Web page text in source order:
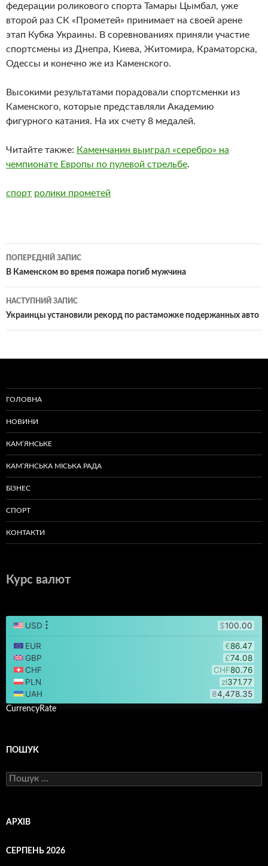
федерации роликового спорта Тамары Цымбал, уже
второй раз СК «Прометей» принимает на своей арене
этап Кубка Украины. В соревнованиях приняли участие
спортсмены из Днепра, Киева, Житомира, Краматорска,
Одессы и конечно же из Каменского.
Высокими результатами порадовали спортсменки из
Каменского, которые представляли Академию
фигурного катания. На их счету 8 медалей.
Читайте также: Каменчанин выиграл «серебро» на
чемпионате Европы по пулевой стрельбе.
спорт ролики прометей
Навігація
по
записам
ПОПЕРЕДНІЙ ЗАПИС
В Каменском во время пожара погиб мужчина
НАСТУПНИЙ ЗАПИС
Украинцы установили рекорд по растаможке подержанных авто
ГОЛОВНА
НОВИНИ
КАМ’ЯНСЬКЕ
КАМ’ЯНСЬКА МІСЬКА РАДА
БІЗНЕС
СПОРТ
КОНТАКТИ
Курс валют
CurrencyRate
ПОШУК
Пошук:
АРХІВ
СЕРПЕНЬ 2026